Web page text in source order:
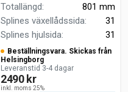
Totallängd:
801 mm
Splines växellådssida:
31
Splines hjulsida: 31
Beställningsvara. Skickas från
Helsingborg
Leveranstid 3-4 dagar
2490 kr
inkl. moms 25%